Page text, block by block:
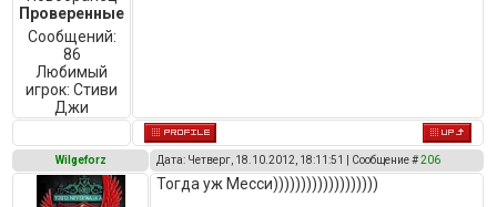
Проверенные
Сообщений:
86
Любимый
игрок:Стиви
Джи
Wilgeforz Дата: Четверг, 18.10.2012, 18:11:51 | Сообщение #206
Тогда уж Месси)))))))))))))))))))